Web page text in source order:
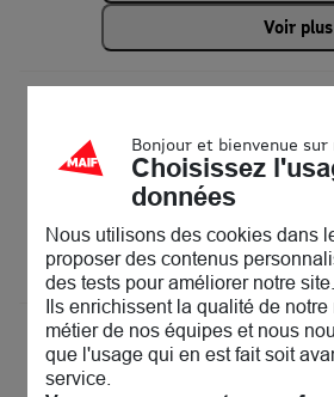
Voir plus
13 km
128 boulevard Voltaire
75011 Paris
Fermé actuellement
Prendre
Voir plus
MAIF Assurances
Bretonneux
Bonjour et bienvenue
Choisissez
données
Nous utilisons des cookies dans
proposer des contenus
des tests pour améliorer notre site.
Ils enrichissent la qualité de
métier de nos équipes et nous
que l'usage qui en est fait soit
service.